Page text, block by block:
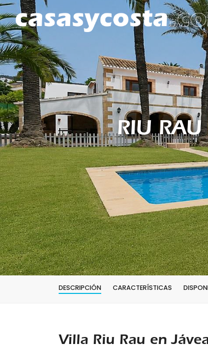
RIU
DESCRIPCIÓN CARACTERÍSTICAS
Villa Riu Rau en